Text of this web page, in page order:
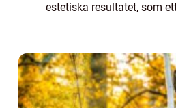
estetiska resultatet, som